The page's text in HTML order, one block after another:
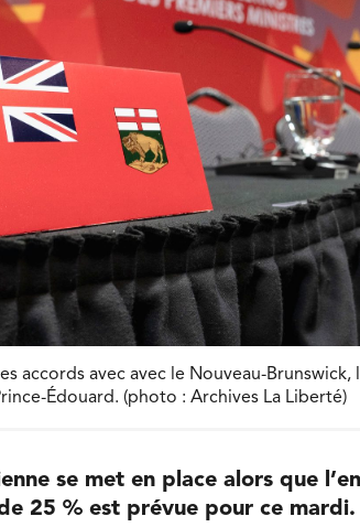
accords avec avec le Nouveau-Brunswick,
Édouard. (photo : Archives La Liberté)
se met en place alors que
25 % est prévue pour ce mardi.